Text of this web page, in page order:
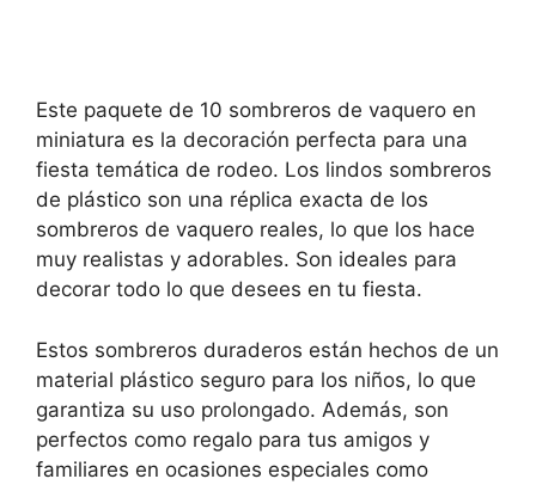
Este paquete de 10 sombreros de vaquero en
miniatura es la decoración perfecta para una
fiesta temática de rodeo. Los lindos sombreros
de plástico son una réplica exacta de los
sombreros de vaquero reales, lo que los hace
muy realistas y adorables. Son ideales para
decorar todo lo que desees en tu fiesta.
Estos sombreros duraderos están hechos de un
material plástico seguro para los niños, lo que
garantiza su uso prolongado. Además, son
perfectos como regalo para tus amigos y
familiares en ocasiones especiales como